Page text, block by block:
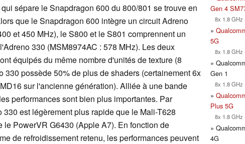
sépare le Snapdragon 600 du 800/801 se trouve en
que le Snapdragon 600 intègre un circuit Adreno
et 450 MHz), le S800 et le S801 comprennent un
330 (MSM8974AC : 578 MHz). Les deux
équipés du même nombre d'unités de texture (8
330 possède 50% de plus de shaders (certainement 6x
sur l'ancienne génération). Alliée à une bande
performances sont bien plus importantes. Par
330 est légèrement plus rapide que le Mali-T628
le PowerVR G6430 (Apple A7). En fonction de
de refroidissement retenu, les performances peuvent
Gen 4
8x 1.8 GHz
»
5G
8x 1.8 GHz
»
Gen 1
8x 1.8 GHz
»
Plus 5G
8x 1.8 GHz
»
4G